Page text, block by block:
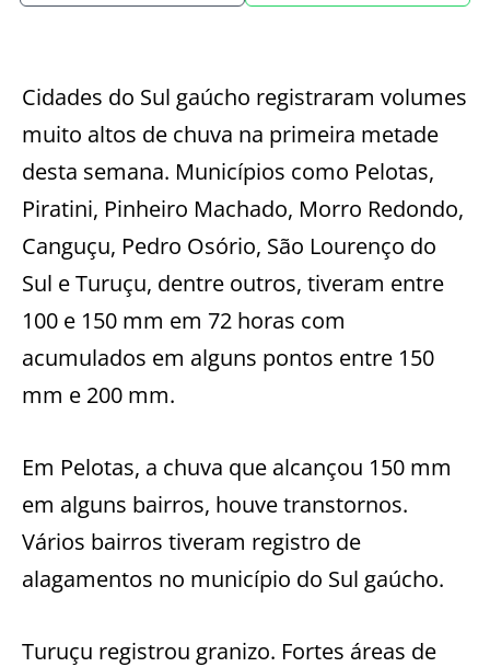
Cidades do Sul gaúcho registraram volumes
muito altos de chuva na primeira metade
desta semana. Municípios como Pelotas,
Piratini, Pinheiro Machado, Morro Redondo,
Canguçu, Pedro Osório, São Lourenço do
Sul e Turuçu, dentre outros, tiveram entre
100 e 150 mm em 72 horas com
acumulados em alguns pontos entre 150
mm e 200 mm.
Em Pelotas, a chuva que alcançou 150 mm
em alguns bairros, houve transtornos.
Vários bairros tiveram registro de
alagamentos no município do Sul gaúcho.
Turuçu registrou granizo. Fortes áreas de